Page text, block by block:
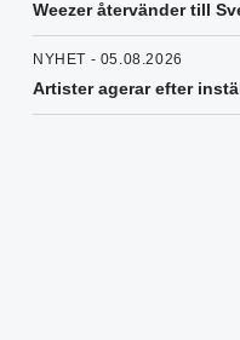
Weezer återvänder till
NYHET - 05.08.2026
Artister agerar efter